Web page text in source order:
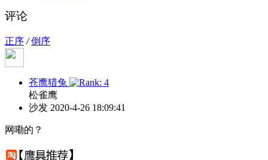
评论
正序 / 倒序
苍鹰猎兔
松雀鹰
沙发 2020-4-26 18:09:41
网嘞的？